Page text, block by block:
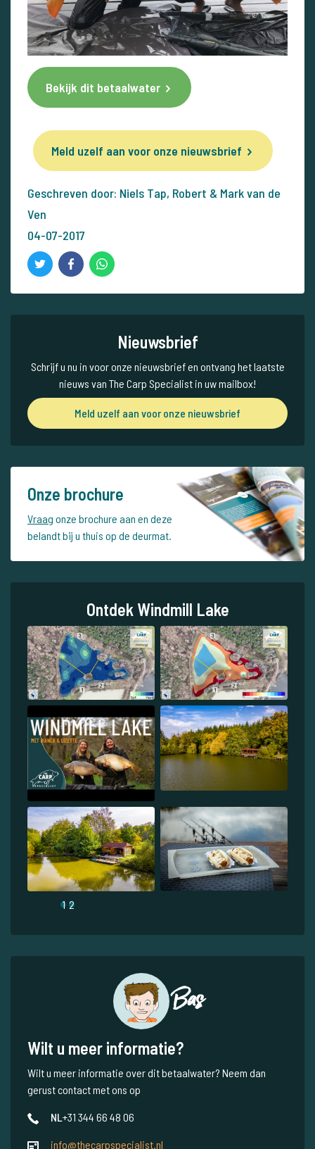
Bekijk dit betaalwater
Meld uzelf aan voor onze nieuwsbrief
Geschreven door: Niels Tap, Robert & Mark van de
Ven
04-07-2017
Nieuwsbrief
Schrijf u nu in voor onze nieuwsbrief en ontvang het laatste
nieuws van The Carp Specialist in uw mailbox!
Meld uzelf aan voor onze nieuwsbrief
Onze brochure
Vraag onze brochure aan en deze
belandt bij u thuis op de deurmat.
Ontdek Windmill Lake
1 2
Bas
Wilt u meer informatie?
Wilt u meer informatie over dit betaalwater? Neem dan
gerust contact met ons op
NL+31 344 66 48 06
info@thecarpspecialist.nl